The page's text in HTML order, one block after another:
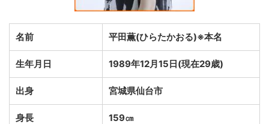
名前 平田薫(ひらたかおる)※本名
生年月日 1989年12月15日(現在29歳)
出身 宮城県仙台市
身長 159㎝